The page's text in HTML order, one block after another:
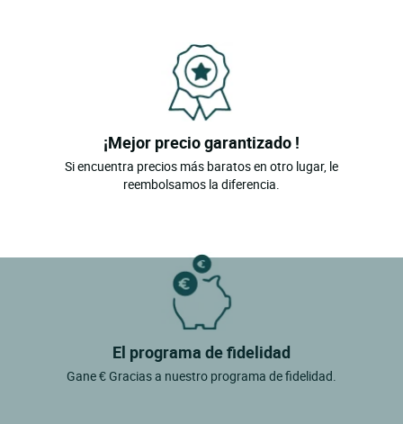
¡Mejor precio garantizado !
Si encuentra precios más baratos en otro lugar, le
reembolsamos la diferencia.
El programa de fidelidad
Gane € Gracias a nuestro programa de fidelidad.